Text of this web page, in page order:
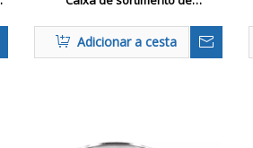
personalizada para fornecimento
por atacado e OEM
Adicionar a cesta